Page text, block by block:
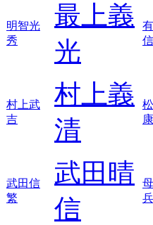
明智光
秀
最上義
光
信
村上武
吉
村上義
清
康
武田信
繁
武田晴
信